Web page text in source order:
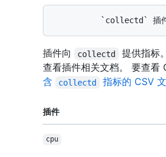
插件向 collectd
提供指标
查看插件相关文档。 要查
含
collectd 指标的 CSV
插件
cpu